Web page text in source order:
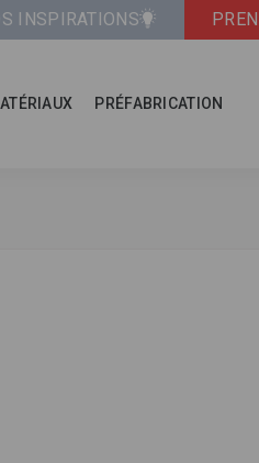
PRÉFABRICATION
INSPIRATIONS